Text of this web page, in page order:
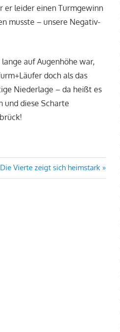
er leider einen Turmgewinn
musste – unsere Negativ-
auf Augenhöhe war,
doch als das
Niederlage – da heißt es
und diese Scharte
Nächster
Die Vierte zeigt sich heimstark